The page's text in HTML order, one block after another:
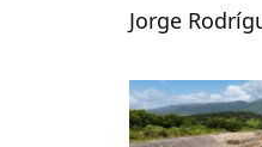
Jorge